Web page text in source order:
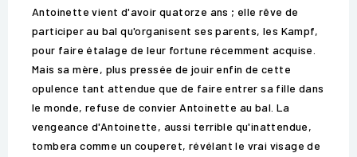
Antoinette vient d'avoir quatorze ans ; elle rêve de
participer au bal qu'organisent ses parents, les Kampf,
pour faire étalage de leur fortune récemment acquise.
Mais sa mère, plus pressée de jouir enfin de cette
opulence tant attendue que de faire entrer sa fille dans
le monde, refuse de convier Antoinette au bal. La
vengeance d'Antoinette, aussi terrible qu'inattendue,
tombera comme un couperet, révélant le vrai visage de